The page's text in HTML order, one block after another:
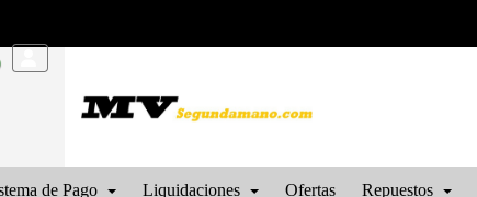
de Pago Liquidaciones Ofertas Repuestos